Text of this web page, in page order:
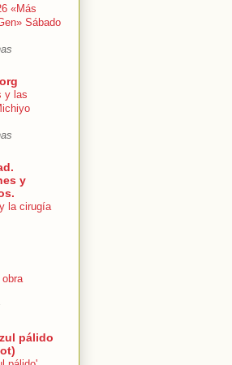
«Más
Sábado
y las
y
la cirugía
pálido